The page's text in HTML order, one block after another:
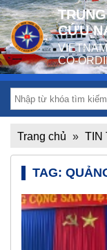
CỨU
CO-
Trang chủ » TIN
TAG: